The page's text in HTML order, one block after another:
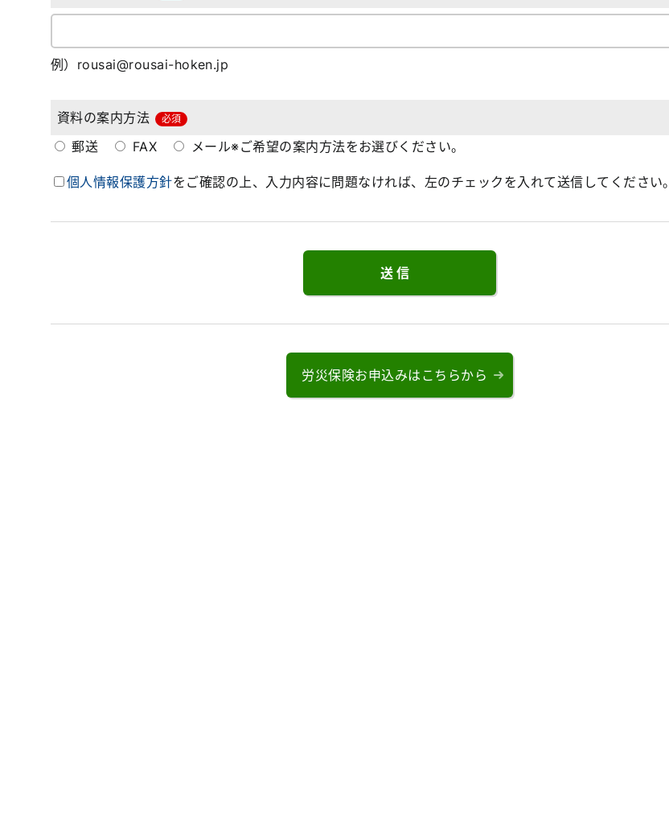
例）rousai@rousai-hoken.jp
資料の案内方法 必須
郵送 FAX メール※ご希望の案内方法をお選びください。
個人情報保護方針をご確認の上、入力内容に問題なければ、左のチェックを入れて送信してください。
労災保険お申込みはこちらから